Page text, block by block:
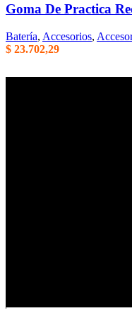
Goma De Practica
Batería, Accesorios,
$ 23.702,29